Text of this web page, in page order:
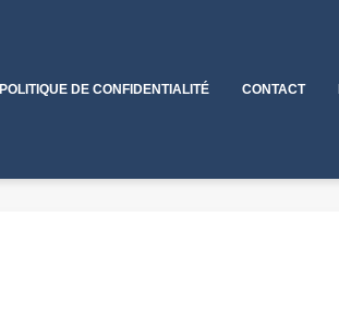
POLITIQUE DE CONFIDENTIALITÉ CONTACT